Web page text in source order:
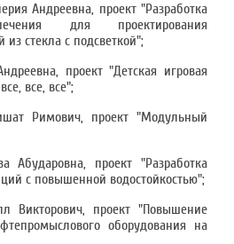
Андреевна, проект "Разработка
для проектирования
стекла с подсветкой";
проект "Детская игровая
все, все";
Римович, проект "Модульный
проект "Разработка
с повышенной водостойкостью";
проект "Повышение
оборудования на